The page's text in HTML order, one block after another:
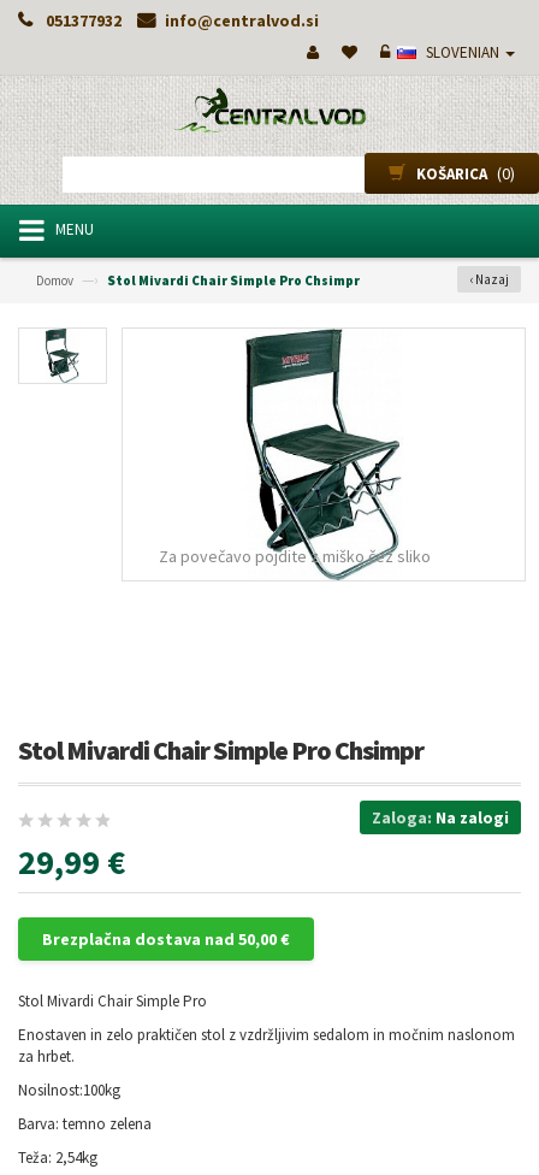
051377932 info@centralvod.si
SLOVENIAN
KOŠARICA (0)
MENU
‹ Nazaj
Domov —› Stol Mivardi Chair Simple Pro Chsimpr
Za povečavo pojdite z miško čez sliko
Stol Mivardi Chair Simple Pro Chsimpr
Zaloga: Na zalogi
29,99 €
Brezplačna dostava nad 50,00 €
Stol Mivardi Chair Simple Pro
Enostaven in zelo praktičen stol z vzdržljivim sedalom in močnim naslonom
za hrbet.
Nosilnost:100kg
Barva: temno zelena
Teža: 2,54kg